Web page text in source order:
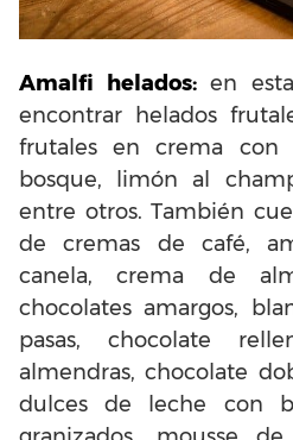
Amalfi helados:en esta
encontrar helados
frutales en crema con
bosque, limón al
entre otros. También
de cremas de café,
canela, crema de
chocolates amargos,
pasas, chocolate
almendras, chocolate
dulces de leche con